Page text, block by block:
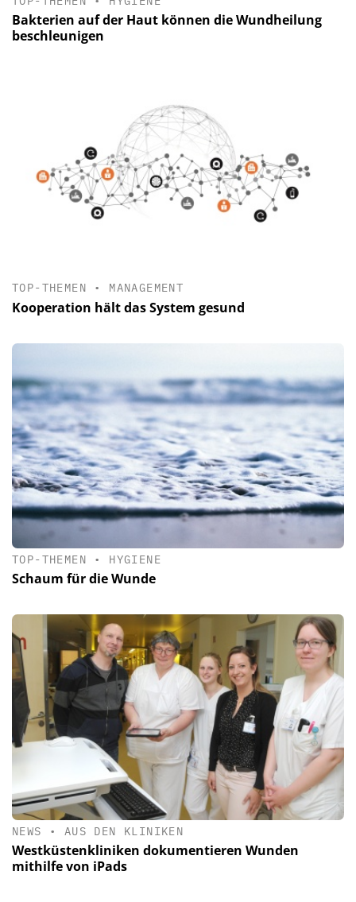
Bakterien auf der Haut können die Wundheilung
beschleunigen
TOP-THEMEN • MANAGEMENT
Kooperation hält das System gesund
TOP-THEMEN • HYGIENE
Schaum für die Wunde
NEWS • AUS DEN KLINIKEN
Westküstenkliniken dokumentieren Wunden
mithilfe von iPads